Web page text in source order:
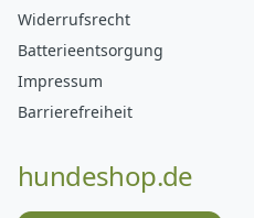
Widerrufsrecht
Batterieentsorgung
Impressum
Barrierefreiheit
hundeshop.de